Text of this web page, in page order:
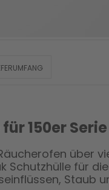
150er
über
Schutzhülle für
Staub